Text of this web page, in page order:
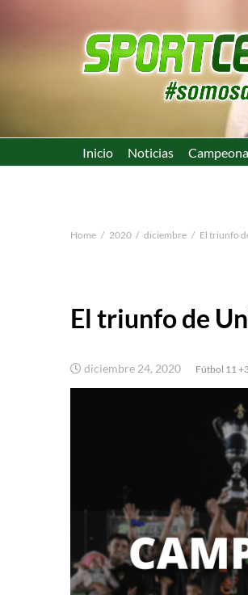
Inicio Noticias
Home 2020 diciembre El triunfo
El triunfo de
diciembre 24, 2020 Fútbol 11